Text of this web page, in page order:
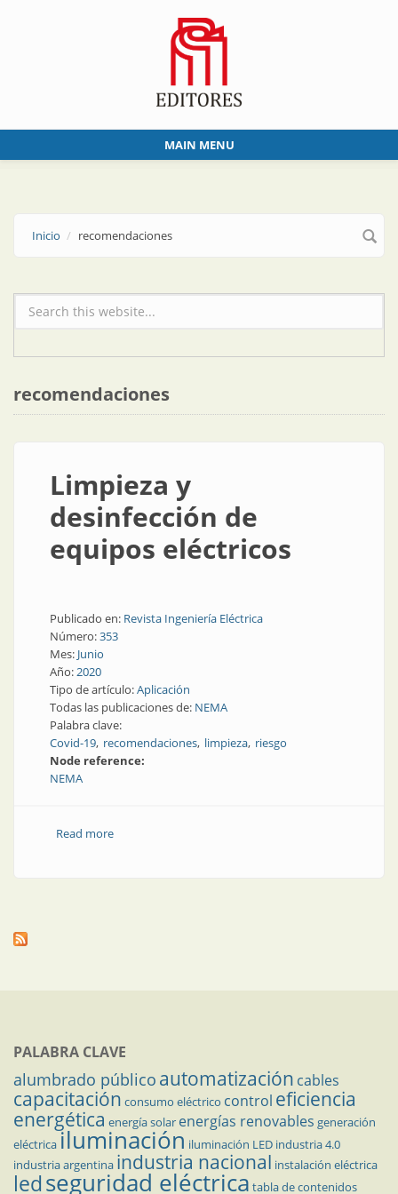
MAIN MENU
Inicio recomendaciones
Formulario de búsqueda
recomendaciones
Limpieza y
desinfección de
equipos eléctricos
Publicado en: Revista Ingeniería Eléctrica
Número:353
Mes: Junio
Año:2020
Tipo de artículo:Aplicación
Todas las publicaciones de: NEMA
Palabra clave:
Covid-19 recomendaciones limpieza riesgo
Node reference:
NEMA
Read moreabout Limpieza y desinfección de equipos eléctricos
PALABRA CLAVE
alumbrado público automatización cables
capacitación consumo eléctrico control eficiencia
energética energía solar energías renovables generación
eléctricailuminación iluminación LED industria 4.0
industria argentina industria nacional instalación eléctrica
ledseguridad eléctrica tabla de contenidos